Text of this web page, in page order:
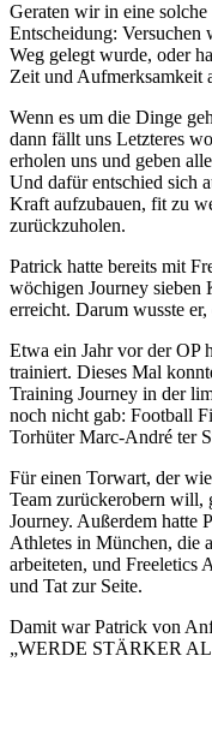
Geraten wir in eine
Entscheidung: Versuchen
Weg gelegt wurde, oder
Zeit und Aufmerksamkeit
Wenn es um die Dinge
dann fällt uns Letzteres
erholen uns und geben
Und dafür entschied sich
Kraft aufzubauen, fit zu
zurückzuholen.
Patrick hatte bereits mit
wöchigen Journey sieben
erreicht. Darum wusste
Etwa ein Jahr vor der OP
trainiert. Dieses Mal
Training Journey in der
noch nicht gab: Football
Torhüter Marc-André ter
Für einen Torwart, der
Team zurückerobern will,
Journey. Außerdem hatte
Athletes in München, die
arbeiteten, und Freeletics
und Tat zur Seite.
Damit war Patrick von
„WERDE STÄRKER